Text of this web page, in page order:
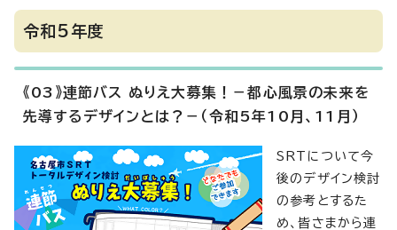
令和5年度
《03》連節バス ぬりえ大募集！－都心風景の未来を
先導するデザインとは？－（令和5年10月、11月）
SRTについて今
後のデザイン検討
の参考とするた
め、皆さまから連